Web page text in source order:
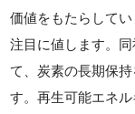
価値をもたらして
注目に値します。
て、炭素の長期保
す。再生可能エネ